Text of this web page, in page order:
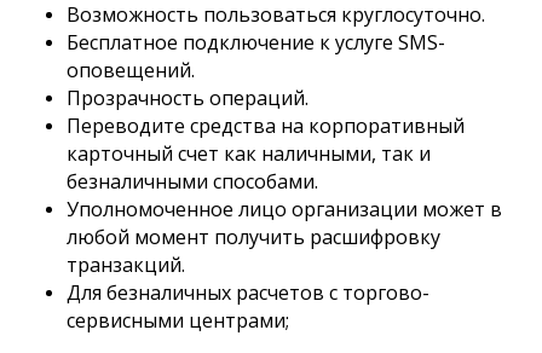
Возможность пользоваться круглосуточно.
Бесплатное подключение к услуге SMS-
оповещений.
Прозрачность операций.
Переводите средства на корпоративный
карточный счет как наличными, так и
безналичными способами.
Уполномоченное лицо организации может в
любой момент получить расшифровку
транзакций.
Для безналичных расчетов с торгово-
сервисными центрами;